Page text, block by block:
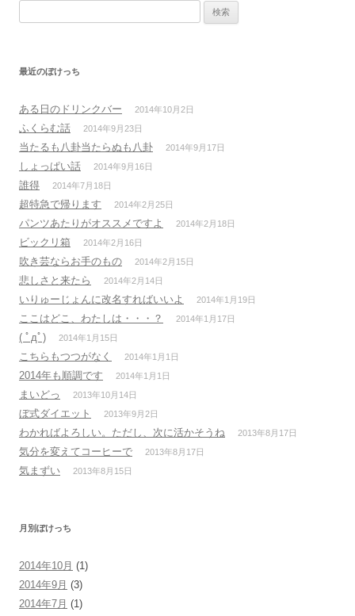
最近のぼけっち
ある日のドリンクバー 2014年10月2日
ふくらむ話 2014年9月23日
当たるも八卦当たらぬも八卦 2014年9月17日
しょっぱい話 2014年9月16日
誰得 2014年7月18日
超特急で帰ります 2014年2月25日
パンツあたりがオススメですよ 2014年2月18日
ビックリ箱 2014年2月16日
吹き芸ならお手のもの 2014年2月15日
悲しさと来たら 2014年2月14日
いりゅーじょんに改名すればいいよ 2014年1月19日
ここはどこ、わたしは・・・？ 2014年1月17日
( ﾟдﾟ) 2014年1月15日
こちらもつつがなく 2014年1月1日
2014年も順調です 2014年1月1日
まいどっ 2013年10月14日
ぼ式ダイエット 2013年9月2日
わかればよろしい。ただし、次に活かそうね 2013年8月17日
気分を変えてコーヒーで 2013年8月17日
気まずい 2013年8月15日
月別ぼけっち
2014年10月 (1)
2014年9月 (3)
2014年7月 (1)